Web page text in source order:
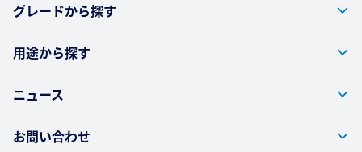
グレードから探す
用途から探す
ニュース
お問い合わせ